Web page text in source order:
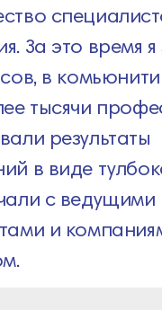
я работаю в сфере
гештальт-
сообщества
горизонтальные
моих проектах
—на личном сайте.